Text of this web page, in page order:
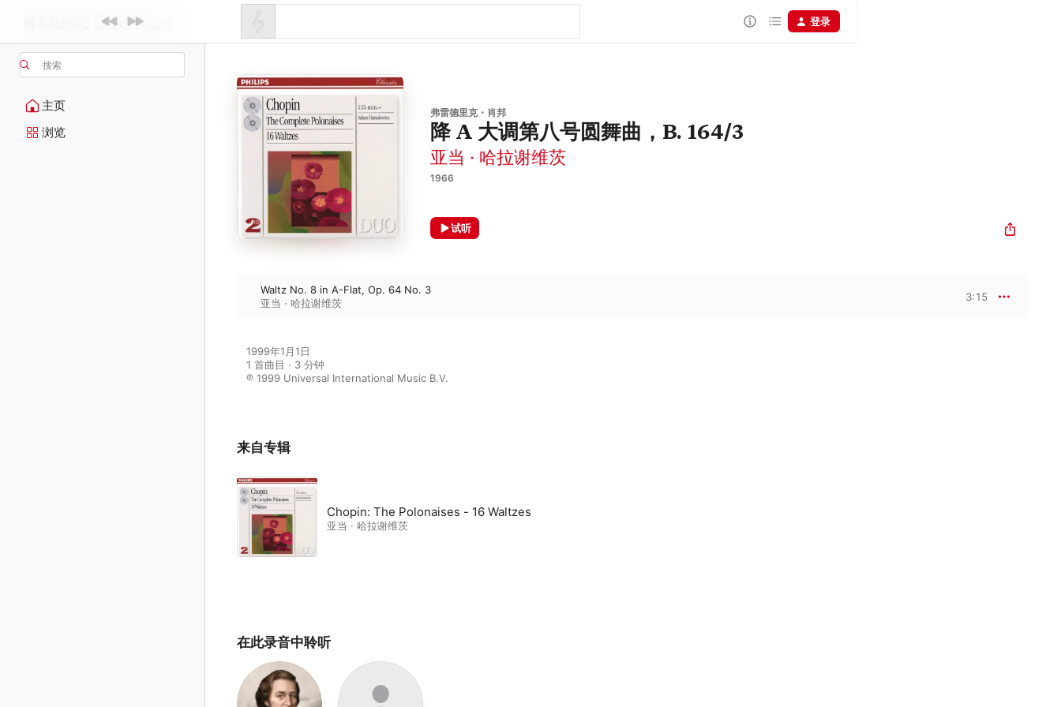
搜索
主页
浏览
登录
弗雷德里克・肖邦
降 A 大调第八号圆舞曲，B. 164/3
亚当 · 哈拉谢维茨
1966
试听
Waltz No. 8 in A-Flat, Op. 64 No. 3
亚当 · 哈拉谢维茨
3:15
1999年1月1日
1 首曲目 · 3 分钟
℗ 1999 Universal International Music B.V.
来自专辑
Chopin: The Polonaises - 16 Waltzes
亚当 · 哈拉谢维茨
在此录音中聆听